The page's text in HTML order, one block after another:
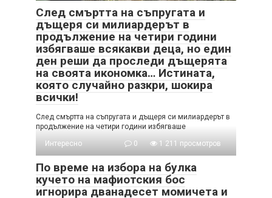
След смъртта на съпругата и
дъщеря си милиардерът в
продължение на четири години
избягваше всякакви деца, но един
ден реши да проследи дъщерята
на своята икономка… Истината,
която случайно разкри, шокира
всички!
След смъртта на съпругата и дъщеря си милиардерът в
продължение на четири години избягваше
Интересно
0 1 211 просмотров
По време на избора на булка
кучето на мафиотския бос
игнорира дванадесет момичета и